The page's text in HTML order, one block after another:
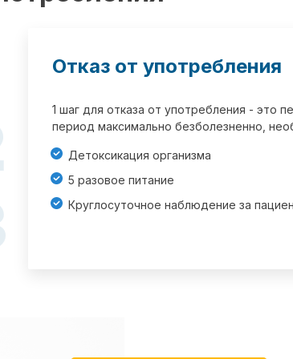
Отказ от употребления
1 шаг для отказа от употребления - это
период максимально безболезненно,
Детоксикация организма
5 разовое питание
Круглосуточное наблюдение за